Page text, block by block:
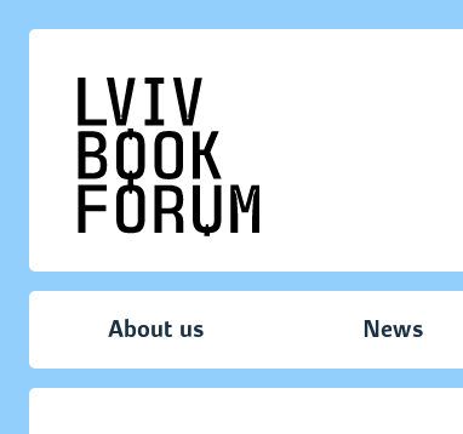
About us News